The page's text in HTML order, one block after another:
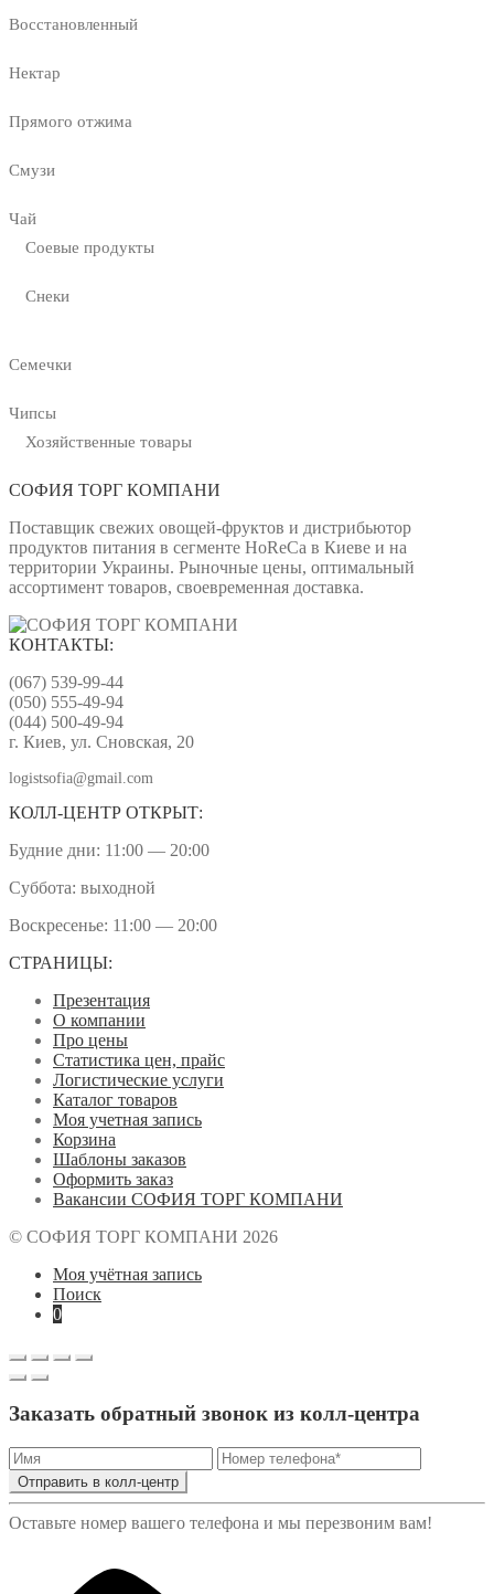
Восстановленный
Нектар
Прямого отжима
Смузи
Чай
Соевые продукты
Снеки
Семечки
Чипсы
Хозяйственные товары
СОФИЯ ТОРГ КОМПАНИ
Поставщик свежих овощей-фруктов и дистрибьютор
продуктов питания в сегменте HoReCa в Киеве и на
территории Украины. Рыночные цены, оптимальный
ассортимент товаров, своевременная доставка.
КОНТАКТЫ:
(067) 539-99-44
(050) 555-49-94
(044) 500-49-94
г. Киев, ул. Сновская, 20
logistsofia@gmail.com
КОЛЛ-ЦЕНТР ОТКРЫТ:
Будние дни: 11:00 — 20:00
Суббота: выходной
Воскресенье: 11:00 — 20:00
СТРАНИЦЫ:
Презентация
О компании
Про цены
Статистика цен, прайс
Логистические услуги
Каталог товаров
Моя учетная запись
Корзина
Шаблоны заказов
Оформить заказ
Вакансии СОФИЯ ТОРГ КОМПАНИ
© СОФИЯ ТОРГ КОМПАНИ 2026
Моя учётная запись
Поиск
0
Заказать обратный звонок из колл-центра
Отправить в колл-центр
Оставьте номер вашего телефона и мы перезвоним вам!